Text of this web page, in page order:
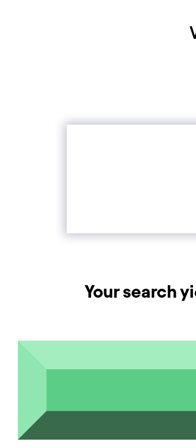
Your search